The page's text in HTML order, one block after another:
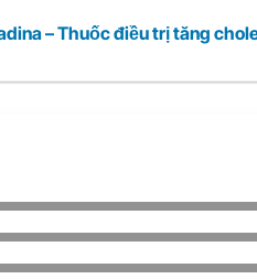
– Thuốc điều trị tăng